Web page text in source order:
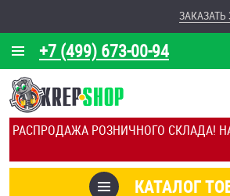
РАСПРОДАЖА РОЗНИЧНОГО СКЛАДА!
+7 (499) 673-00-94
О КОМПАНИИ
КАЛЬКУЛЯТОР
ОТЗЫВЫ
КАТАЛОГ